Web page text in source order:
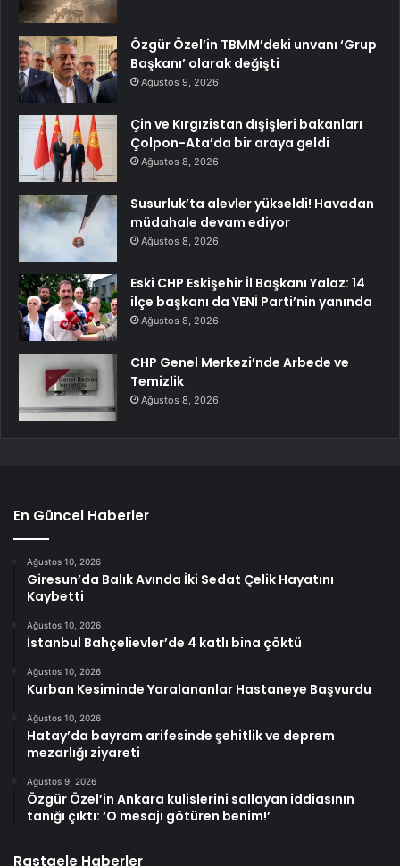
Özgür Özel’in TBMM’deki unvanı ‘Grup
Başkanı’ olarak değişti
Ağustos 9, 2026
Çin ve Kırgızistan dışişleri bakanları
Çolpon-Ata’da bir araya geldi
Ağustos 8, 2026
Susurluk’ta alevler yükseldi! Havadan
müdahale devam ediyor
Ağustos 8, 2026
Eski CHP Eskişehir İl Başkanı Yalaz: 14
ilçe başkanı da YENİ Parti’nin yanında
Ağustos 8, 2026
CHP Genel Merkezi’nde Arbede ve
Temizlik
Ağustos 8, 2026
En Güncel Haberler
Ağustos 10, 2026
Giresun’da Balık Avında İki Sedat Çelik Hayatını
Kaybetti
Ağustos 10, 2026
İstanbul Bahçelievler’de 4 katlı bina çöktü
Ağustos 10, 2026
Kurban Kesiminde Yaralananlar Hastaneye Başvurdu
Ağustos 10, 2026
Hatay’da bayram arifesinde şehitlik ve deprem
mezarlığı ziyareti
Ağustos 9, 2026
Özgür Özel’in Ankara kulislerini sallayan iddiasının
tanığı çıktı: ‘O mesajı götüren benim!’
Rastgele Haberler